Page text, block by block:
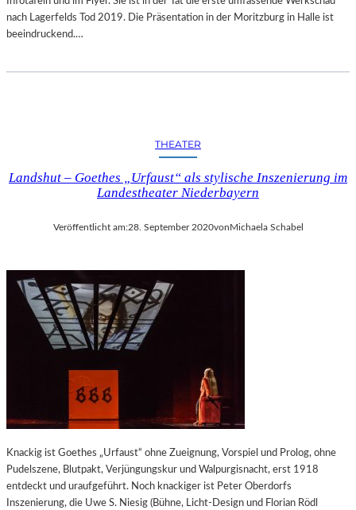
E
-
E
F
G
E
S
C
H
I
C
nach Lagerfelds Tod 2019. Die Präsentation in der Moritzburg in Halle ist
beeindruckend.…
THEATER
Landshut – Goethes „Urfaust“ als stylische Inszenierung im
Landestheater Niederbayern
Veröffentlicht am:28. September 2020vonMichaela Schabel
Knackig ist Goethes „Urfaust“ ohne Zueignung, Vorspiel und Prolog, ohne
Pudelszene, Blutpakt, Verjüngungskur und Walpurgisnacht, erst 1918
entdeckt und uraufgeführt. Noch knackiger ist Peter Oberdorfs
Inszenierung, die Uwe S. Niesig (Bühne, Licht-Design und Florian Rödl